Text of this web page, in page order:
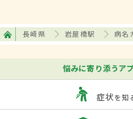
長崎県 岩屋橋駅 病名
悩みに寄り添うア
症状を知